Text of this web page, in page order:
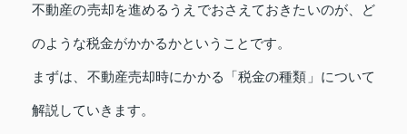
不動産の売却を進めるうえでおさえておきたいのが、ど
のような税金がかかるかということです。
まずは、不動産売却時にかかる「税金の種類」について
解説していきます。